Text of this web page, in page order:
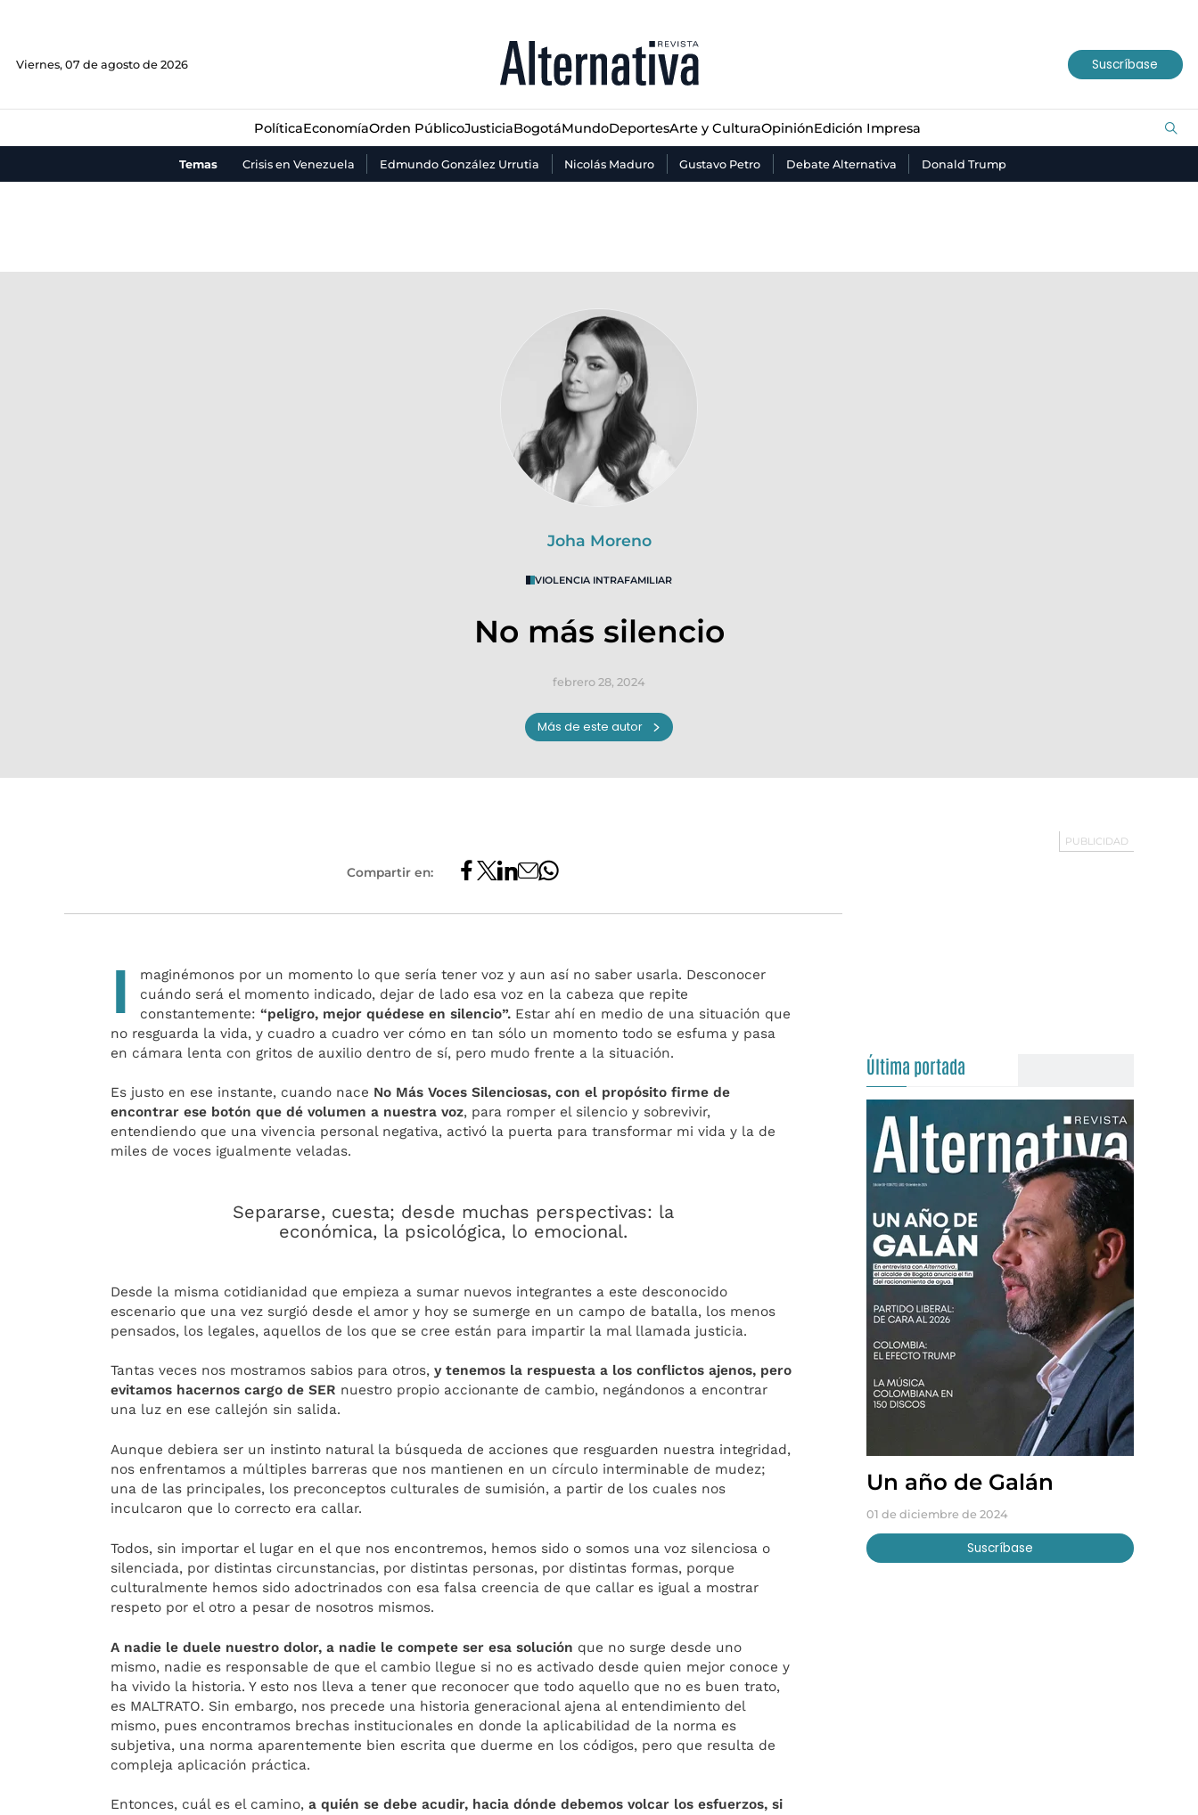
Viernes, 07 de agosto de 2026 Suscríbase
PolíticaEconomíaOrden PúblicoJusticiaBogotáMundoDeportesArte y CulturaOpiniónEdición Impresa
Temas Crisis en Venezuela Edmundo González Urrutia Nicolás Maduro Gustavo Petro Debate Alternativa Donald Trump
JusticiaBogotáMundo Deportes Arte y Cultura
Joha Moreno
VIOLENCIA INTRAFAMILIAR
No más silencio
febrero 28, 2024
Más de este autor
Compartir en:
I
maginémonos por un momento lo que sería tener voz y aun así no saber usarla. Desconocer
cuándo será el momento indicado, dejar de lado esa voz en la cabeza que repite
constantemente:“peligro, mejor quédese en silencio”. Estar ahí en medio de una situación que
no resguarda la vida, y cuadro a cuadro ver cómo en tan sólo un momento todo se esfuma y pasa
en cámara lenta con gritos de auxilio dentro de sí, pero mudo frente a la situación.
Es justo en ese instante, cuando nace No Más Voces Silenciosas, con el propósito firme de
encontrar ese botón que dé volumen a nuestra voz, para romper el silencio y sobrevivir,
entendiendo que una vivencia personal negativa, activó la puerta para transformar mi vida y la de
miles de voces igualmente veladas.
Separarse, cuesta; desde muchas perspectivas: la
económica, la psicológica, lo emocional.
Desde la misma cotidianidad que empieza a sumar nuevos integrantes a este desconocido
escenario que una vez surgió desde el amor y hoy se sumerge en un campo de batalla, los menos
pensados, los legales, aquellos de los que se cree están para impartir la mal llamada justicia.
Tantas veces nos mostramos sabios para otros, y tenemos la respuesta a los conflictos ajenos, pero
evitamos hacernos cargo de SER nuestro propio accionante de cambio, negándonos a encontrar
una luz en ese callejón sin salida.
Aunque debiera ser un instinto natural la búsqueda de acciones que resguarden nuestra integridad,
nos enfrentamos a múltiples barreras que nos mantienen en un círculo interminable de mudez;
una de las principales, los preconceptos culturales de sumisión, a partir de los cuales nos
inculcaron que lo correcto era callar.
Todos, sin importar el lugar en el que nos encontremos, hemos sido o somos una voz silenciosa o
silenciada, por distintas circunstancias, por distintas personas, por distintas formas, porque
culturalmente hemos sido adoctrinados con esa falsa creencia de que callar es igual a mostrar
respeto por el otro a pesar de nosotros mismos.
A nadie le duele nuestro dolor, a nadie le compete ser esa solución que no surge desde uno
mismo, nadie es responsable de que el cambio llegue si no es activado desde quien mejor conoce y
ha vivido la historia. Y esto nos lleva a tener que reconocer que todo aquello que no es buen trato,
es MALTRATO. Sin embargo, nos precede una historia generacional ajena al entendimiento del
mismo, pues encontramos brechas institucionales en donde la aplicabilidad de la norma es
subjetiva, una norma aparentemente bien escrita que duerme en los códigos, pero que resulta de
compleja aplicación práctica.
Entonces, cuál es el camino,a quién se debe acudir, hacia dónde debemos volcar los esfuerzos, si
Última portada
Un año de Galán
01 de diciembre de 2024
Suscríbase